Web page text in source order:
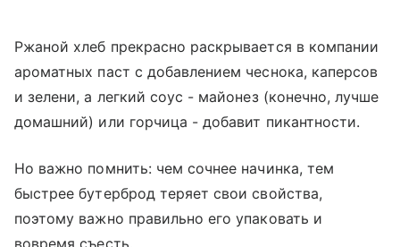
Ржаной хлеб прекрасно раскрывается в компании
ароматных паст с добавлением чеснока, каперсов
и зелени, а легкий соус - майонез (конечно, лучше
домашний) или горчица - добавит пикантности.
Но важно помнить: чем сочнее начинка, тем
быстрее бутерброд теряет свои свойства,
поэтому важно правильно его упаковать и
вовремя съесть.